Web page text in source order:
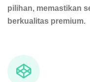
pilihan, memastikan
berkualitas premium.